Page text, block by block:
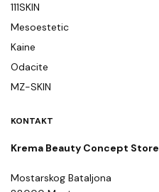
111SKIN
Mesoestetic
Kaine
Odacite
MZ-SKIN
KONTAKT
Krema Beauty Concept Store
Mostarskog Bataljona